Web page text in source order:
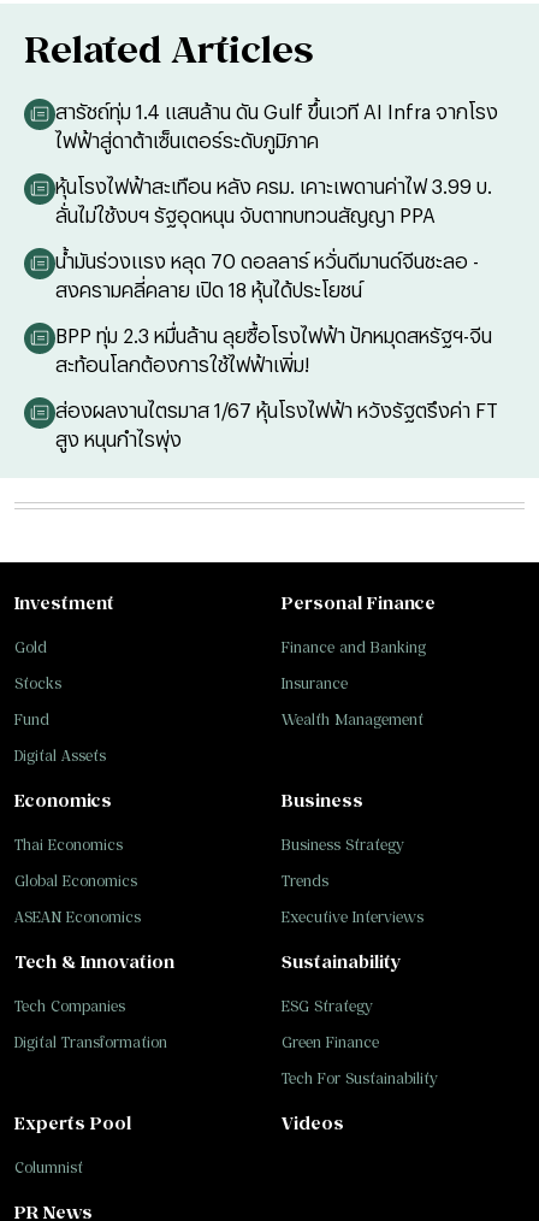
Related Articles
สารัชถ์ทุ่ม 1.4 แสนล้าน ดัน Gulf ขึ้นเวที AI Infra จากโรง
ไฟฟ้าสู่ดาต้าเซ็นเตอร์ระดับภูมิภาค
หุ้นโรงไฟฟ้าสะเทือน หลัง ครม. เคาะเพดานค่าไฟ 3.99 บ.
ลั่นไม่ใช้งบฯ รัฐอุดหนุน จับตาทบทวนสัญญา PPA
น้ำมันร่วงแรง หลุด 70 ดอลลาร์ หวั่นดีมานด์จีนชะลอ -
สงครามคลี่คลาย เปิด 18 หุ้นได้ประโยชน์
BPP ทุ่ม 2.3 หมื่นล้าน ลุยซื้อโรงไฟฟ้า ปักหมุดสหรัฐฯ-จีน
สะท้อนโลกต้องการใช้ไฟฟ้าเพิ่ม!
ส่องผลงานไตรมาส 1/67 หุ้นโรงไฟฟ้า หวังรัฐตรึงค่า FT
สูง หนุนกำไรพุ่ง
Investment
Gold
Stocks
Fund
Digital Assets
Personal Finance
Finance and Banking
Insurance
Wealth Management
Business
Business Strategy
Trends
Executive Interviews
Tech & Innovation
Tech Companies
Digital Transformation
Sustainability
ESG Strategy
Green Finance
Tech For Sustainability
Economics
Thai Economics
Global Economics
ASEAN Economics
Experts Pool
Columnist
Videos
PR News